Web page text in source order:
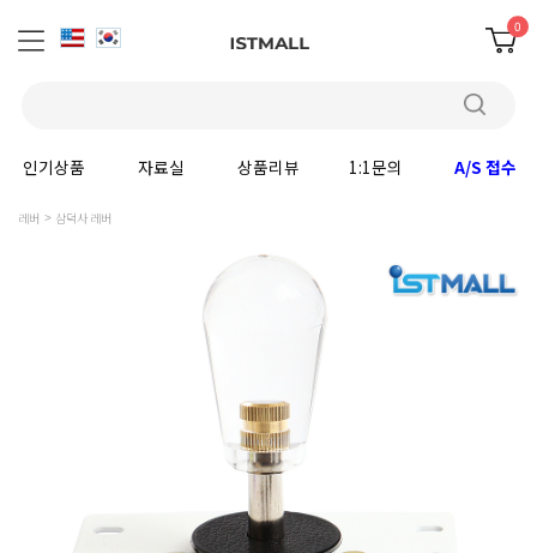
0
인기상품 자료실 상품리뷰 1:1문의 A/S 접수
레버 삼덕사 레버